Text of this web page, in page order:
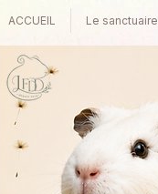
ACCUEIL Le sanctuaire